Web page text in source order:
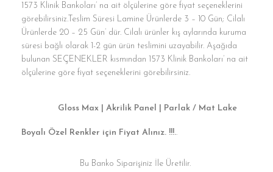
1573 Klinik Bankoları’ na ait ölçülerine göre fiyat seçeneklerini
görebilirsiniz.Teslim Süresi Lamine Ürünlerde 3 – 10 Gün; Cilalı
Ürünlerde 20 – 25 Gün’ dür. Cilalı ürünler kış aylarında kuruma
süresi bağlı olarak 1-2 gün ürün teslimini uzayabilir. Aşağıda
bulunan SEÇENEKLER kısmından 1573 Klinik Bankoları’ na ait
ölçülerine göre fiyat seçeneklerini görebilirsiniz.
Gloss Max | Akrilik Panel | Parlak / Mat Lake
Boyalı Özel Renkler için Fiyat Alınız. !!!..
Bu Banko Siparişiniz İle Üretilir.